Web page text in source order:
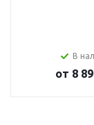
В
от 8